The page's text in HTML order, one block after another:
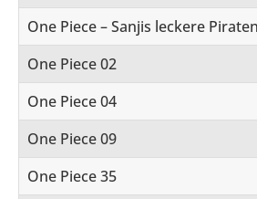
One Piece – Sanjis leckere
One Piece 02
One Piece 04
One Piece 09
One Piece 35